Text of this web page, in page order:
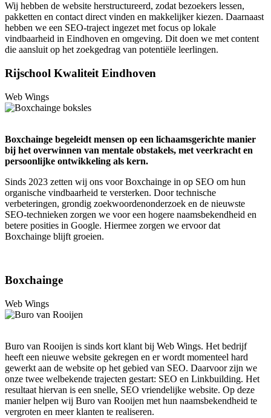
Wij hebben de website herstructureerd, zodat bezoekers lessen,
pakketten en contact direct vinden en makkelijker kiezen. Daarnaast
hebben we een SEO-traject ingezet met focus op lokale
vindbaarheid in Eindhoven en omgeving. Dit doen we met content
die aansluit op het zoekgedrag van potentiële leerlingen.
Rijschool Kwaliteit Eindhoven
Web Wings
Boxchainge begeleidt mensen op een lichaamsgerichte manier
bij het overwinnen van mentale obstakels, met veerkracht en
persoonlijke ontwikkeling als kern.
Sinds 2023 zetten wij ons voor Boxchainge in op SEO om hun
organische vindbaarheid te versterken. Door technische
verbeteringen, grondig zoekwoordenonderzoek en de nieuwste
SEO-technieken zorgen we voor een hogere naamsbekendheid en
betere posities in Google. Hiermee zorgen we ervoor dat
Boxchainge blijft groeien.
Boxchainge
Web Wings
Buro van Rooijen is sinds kort klant bij Web Wings. Het bedrijf
heeft een nieuwe website gekregen en er wordt momenteel hard
gewerkt aan de website op het gebied van SEO. Daarvoor zijn we
onze twee welbekende trajecten gestart: SEO en Linkbuilding. Het
resultaat hiervan is een snelle, SEO vriendelijke website. Op deze
manier helpen wij Buro van Rooijen met hun naamsbekendheid te
vergroten en meer klanten te realiseren.